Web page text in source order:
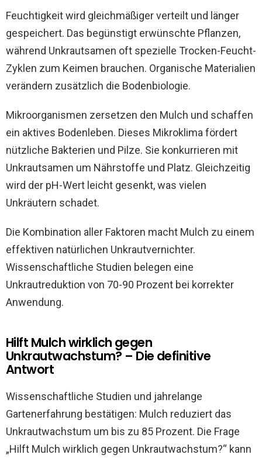
Feuchtigkeit wird gleichmäßiger verteilt und länger
gespeichert. Das begünstigt erwünschte Pflanzen,
während Unkrautsamen oft spezielle Trocken-Feucht-
Zyklen zum Keimen brauchen. Organische Materialien
verändern zusätzlich die Bodenbiologie.
Mikroorganismen zersetzen den Mulch und schaffen
ein aktives Bodenleben. Dieses Mikroklima fördert
nützliche Bakterien und Pilze. Sie konkurrieren mit
Unkrautsamen um Nährstoffe und Platz. Gleichzeitig
wird der pH-Wert leicht gesenkt, was vielen
Unkräutern schadet.
Die Kombination aller Faktoren macht Mulch zu einem
effektiven natürlichen Unkrautvernichter.
Wissenschaftliche Studien belegen eine
Unkrautreduktion von 70-90 Prozent bei korrekter
Anwendung.
Hilft Mulch wirklich gegen
Unkrautwachstum? – Die definitive
Antwort
Wissenschaftliche Studien und jahrelange
Gartenerfahrung bestätigen: Mulch reduziert das
Unkrautwachstum um bis zu 85 Prozent. Die Frage
„Hilft Mulch wirklich gegen Unkrautwachstum?“ kann